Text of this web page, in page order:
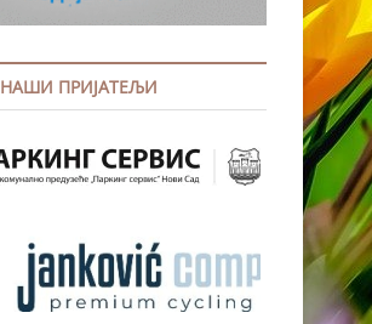
НАШИ ПРИЈАТЕЉИ